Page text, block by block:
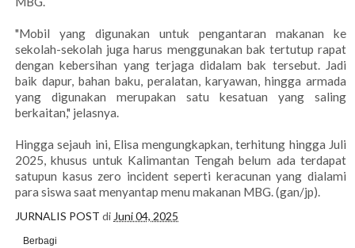
"Mobil yang digunakan untuk pengantaran makanan ke
sekolah-sekolah juga harus menggunakan bak tertutup rapat
dengan kebersihan yang terjaga didalam bak tersebut. Jadi
baik dapur, bahan baku, peralatan, karyawan, hingga armada
yang digunakan merupakan satu kesatuan yang saling
berkaitan," jelasnya.
Hingga sejauh ini, Elisa mengungkapkan, terhitung hingga Juli
2025, khusus untuk Kalimantan Tengah belum ada terdapat
satupun kasus zero incident seperti keracunan yang dialami
para siswa saat menyantap menu makanan MBG. (gan/jp).
JURNALIS POST diJuni 04, 2025
Berbagi